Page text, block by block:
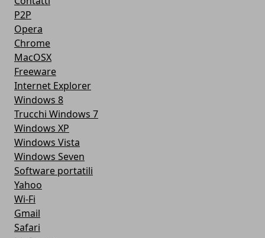
P2P
Opera
Chrome
MacOSX
Freeware
Internet Explorer
Windows 8
Trucchi Windows 7
Windows XP
Windows Vista
Windows Seven
Software portatili
Yahoo
Wi-Fi
Gmail
Safari